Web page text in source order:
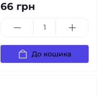
66 грн
До кошика